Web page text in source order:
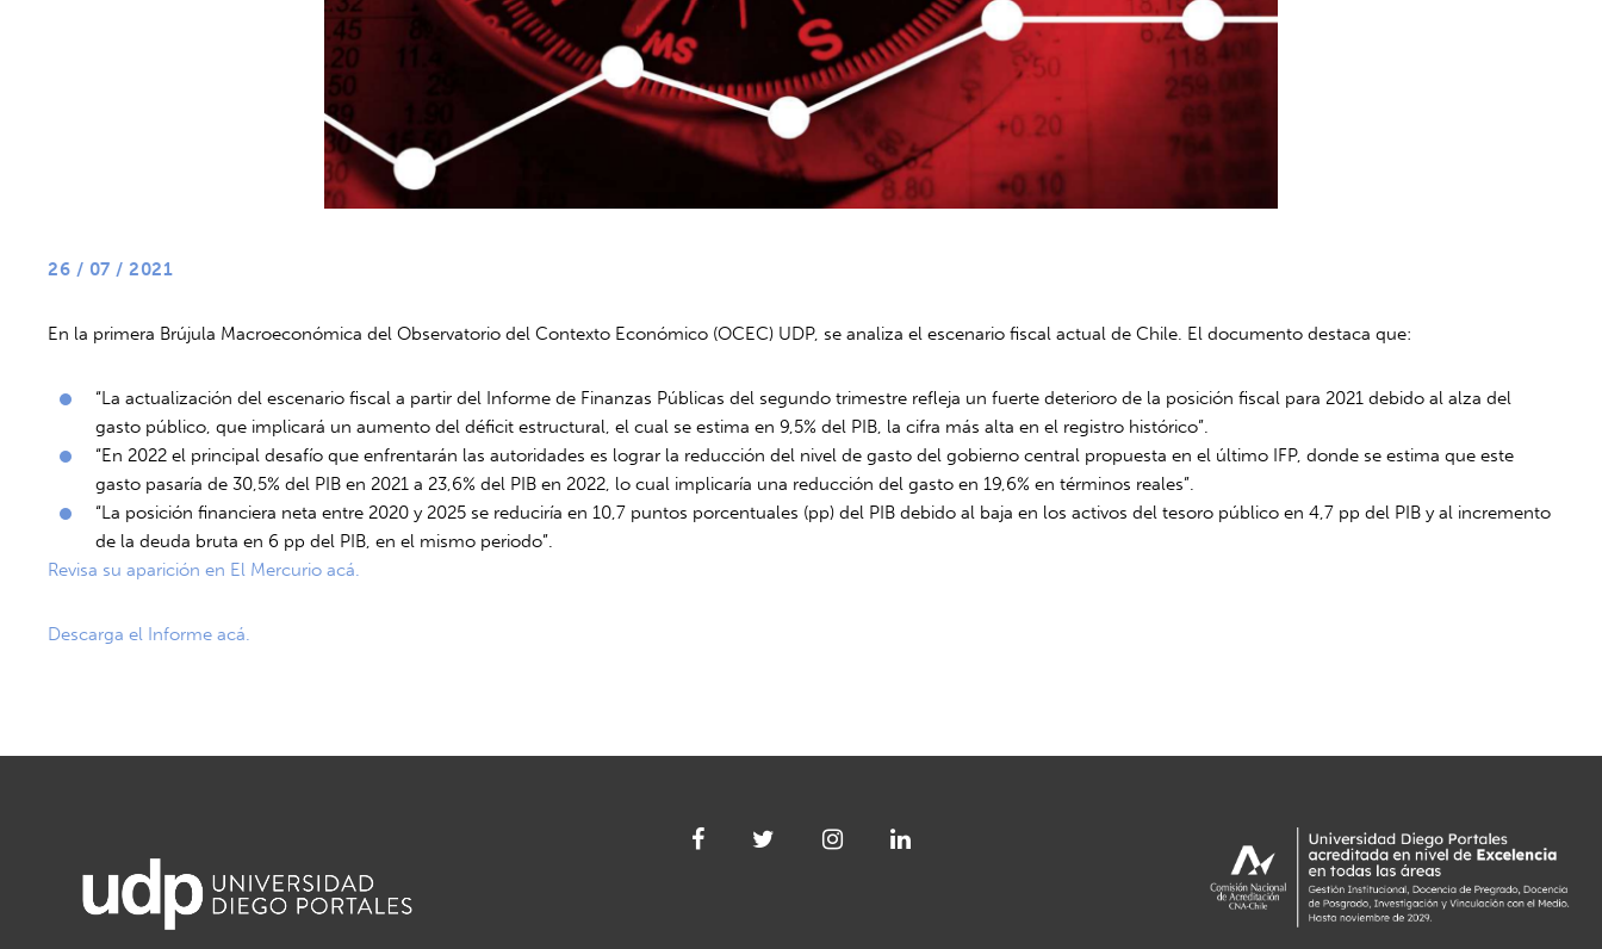
26 / 07 / 2021
En la primera Brújula Macroeconómica del Observatorio del Contexto Económico (OCEC) UDP, se analiza el escenario fiscal actual de Chile. El documento destaca que:
“La actualización del escenario fiscal a partir del Informe de Finanzas Públicas del segundo trimestre refleja un fuerte deterioro de la posición fiscal para 2021 debido al alza del
gasto público, que implicará un aumento del déficit estructural, el cual se estima en 9,5% del PIB, la cifra más alta en el registro histórico”.
“En 2022 el principal desafío que enfrentarán las autoridades es lograr la reducción del nivel de gasto del gobierno central propuesta en el último IFP, donde se estima que este
gasto pasaría de 30,5% del PIB en 2021 a 23,6% del PIB en 2022, lo cual implicaría una reducción del gasto en 19,6% en términos reales”.
“La posición financiera neta entre 2020 y 2025 se reduciría en 10,7 puntos porcentuales (pp) del PIB debido al baja en los activos del tesoro público en 4,7 pp del PIB y al incremento
de la deuda bruta en 6 pp del PIB, en el mismo periodo”.
Revisa su aparición en El Mercurio acá.
Descarga el Informe acá.